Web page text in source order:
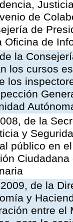
de
de
Oficina de
la
los cursos
los
de la
y
público en
de la
y
entre